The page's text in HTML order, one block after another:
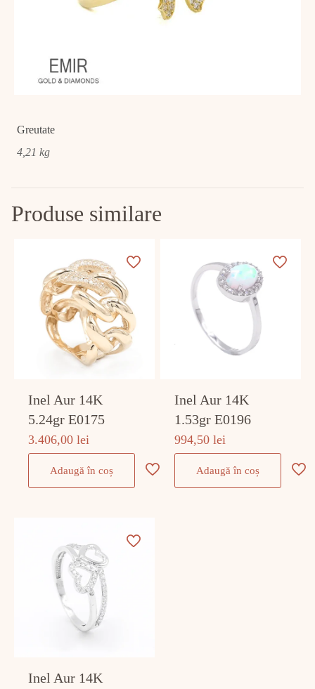
Greutate
4,21 kg
Produse similare
Inel Aur 14K
5.24gr E0175
3.406,00lei
Adaugă în coș
Inel Aur 14K
1.53gr E0196
994,50lei
Adaugă în coș
Inel Aur 14K